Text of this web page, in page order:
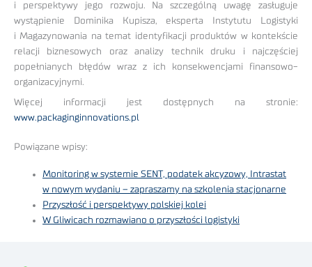
i perspektywy jego rozwoju. Na szczególną uwagę zasługuje
wystąpienie Dominika Kupisza, eksperta Instytutu Logistyki
i Magazynowania na temat identyfikacji produktów w kontekście
relacji biznesowych oraz analizy technik druku i najczęściej
popełnianych błędów wraz z ich konsekwencjami finansowo-
organizacyjnymi.
Więcej informacji jest dostępnych na stronie:
www.packaginginnovations.pl
Powiązane wpisy:
Monitoring w systemie SENT, podatek akcyzowy, Intrastat
w nowym wydaniu – zapraszamy na szkolenia stacjonarne
Przyszłość i perspektywy polskiej kolei
W Gliwicach rozmawiano o przyszłości logistyki